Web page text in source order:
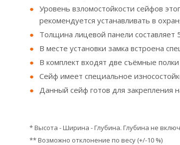
Уровень взломостойкости сейфов
рекомендуется устанавливать в
Толщина лицевой панели составляет
В месте установки замка встроена
В комплект входят две съёмные
Сейф имеет специальное
Данный сейф готов для закрепления
* Высота - Ширина - Глубина. Глубина не
** Возможно отклонение по весу (+/-10 %)